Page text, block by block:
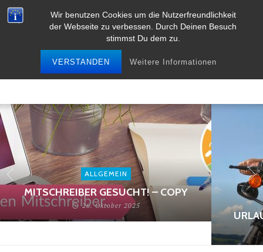
Wir benutzen Cookies um die Nutzerfreundlichkeit
der Webseite zu verbessen. Durch Deinen Besuch
stimmst Du dem zu.
VERSTANDEN Weitere Informationen
ALLGEMEIN
MITSCHREIBER GESUCHT! – COPY
26. Oktober 2025